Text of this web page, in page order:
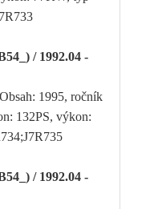
/ 1992.04 -
1995, ročník
132PS, výkon:
/ 1992.04 -